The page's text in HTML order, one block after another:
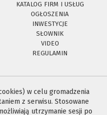
KATALOG FIRM I USŁUG
OGŁOSZENIA
INWESTYCJE
SŁOWNIK
VIDEO
REGULAMIN
w celu gromadzenia
z serwisu. Stosowane
utrzymanie sesji po